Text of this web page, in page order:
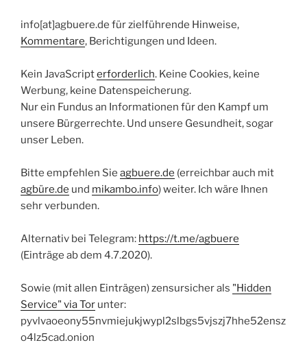
info[at]agbuere.de für zielführende Hinweise,
Kommentare, Berichtigungen und Ideen.
Kein JavaScripterforderlich. Keine Cookies, keine
Werbung, keine Datenspeicherung.
Nur ein Fundus an Informationen für den Kampf um
unsere Bürgerrechte. Und unsere Gesundheit, sogar
unser Leben.
Bitte empfehlen Sie agbuere.de (erreichbar auch mit
agbüre.de und mikambo.info) weiter. Ich wäre Ihnen
sehr verbunden.
Alternativ bei Telegram: https://t.me/agbuere
(Einträge ab dem 4.7.2020).
Sowie (mit allen Einträgen) zensursicher als "Hidden
Service" via Tor unter:
pyvlvaoeony55nvmiejukjwypl2slbgs5vjszj7hhe52ensz
o4lz5cad.onion